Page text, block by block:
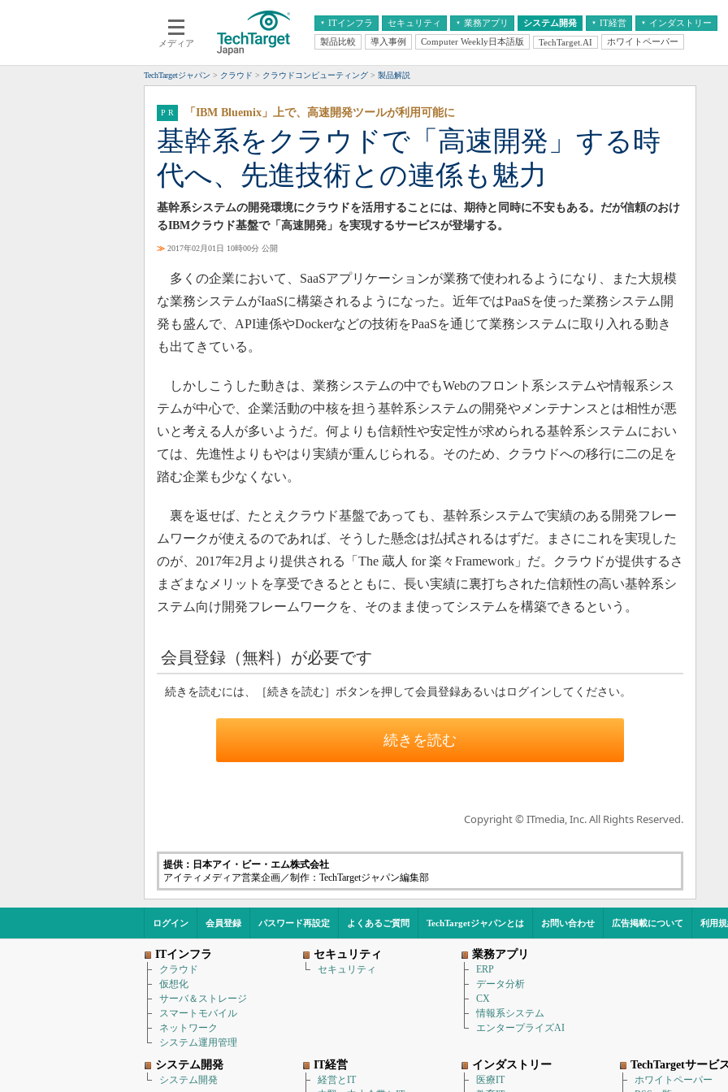
メディア
ITインフラ
クラウド
スマートモバイル
ネットワーク
システム運用管理
セキュリティ 業務アプリ
エンタープライズAI
ERP
CX
情報系システム
システム開発 IT経営
経営とIT
インダストリー
医療IT
製品比較 導入事例 Computer Weekly日本語版 TechTarget.AI ホワイトペーパー
TechTargetジャパン クラウド クラウドコンピューティング 製品解説
基幹系をクラウドで「高速開発」する時
代へ、先進技術との連係も魅力
「IBM Bluemix」上で、高速開発ツールが利用可能に
基幹系システムの開発環境にクラウドを活用することには、期待と同時に不安もある。だが信頼のおけ
るIBMクラウド基盤で「高速開発」を実現するサービスが登場する。
≫ 2017年02月01日 10時00分 公開
多くの企業において、SaaSアプリケーションが業務で使われるようになり、また大規模
な業務システムがIaaSに構築されるようになった。近年ではPaaSを使った業務システム開
発も盛んで、API連係やDockerなどの技術をPaaSを通じて業務システムに取り入れる動き
も出てきている。
しかしこうした動きは、業務システムの中でもWebのフロント系システムや情報系シス
テムが中心で、企業活動の中核を担う基幹系システムの開発やメンテナンスとは相性が悪
いと考える人が多いようだ。何よりも信頼性や安定性が求められる基幹系システムにおい
ては、先進性よりもやはり実績が重んじられる。そのため、クラウドへの移行に二の足を
踏む企業も少なくない。
裏を返せば、たとえクラウド基盤であっても、基幹系システムで実績のある開発フレー
ムワークが使えるのであれば、そうした懸念は払拭されるはずだ。まさにこれを実現した
のが、2017年2月より提供される「The 蔵人 for 楽々Framework」だ。クラウドが提供するさ
まざまなメリットを享受できるとともに、長い実績に裏打ちされた信頼性の高い基幹系シ
ステム向け開発フレームワークを、そのまま使ってシステムを構築できるという。
会員登録（無料）が必要です
続きを読むには、［続きを読む］ボタンを押して会員登録あるいはログインしてください。
続きを読む
Copyright © ITmedia, Inc. All Rights Reserved.
提供：日本アイ・ビー・エム株式会社
アイティメディア営業企画／制作：TechTargetジャパン編集部
ログイン 会員登録 パスワード再設定 よくあるご質問 TechTargetジャパンとは お問い合わせ 広告掲載について 利用
ITインフラ
クラウド
仮想化
サーバ＆ストレージ
スマートモバイル
ネットワーク
システム運用管理
セキュリティ
セキュリティ
業務アプリ
ERP
データ分析
CX
情報系システム
エンタープライズAI
システム開発
システム開発
IT経営
経営とIT
インダストリー
医療IT
TechTargetサービ
ホワイトペーパー